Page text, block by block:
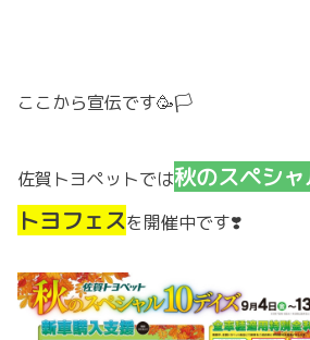
ここから宣伝です🥳🏳
佐賀トヨペットでは秋のスペシ
トヨフェスを開催中です❣️